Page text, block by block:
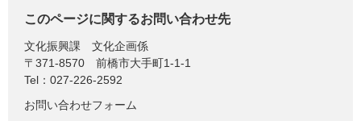
このページに関するお問い合わせ先
文化振興課
文化企画係
〒371-8570
前橋市大手町1-1-1
Tel：027-226-2592
お問い合わせフォーム